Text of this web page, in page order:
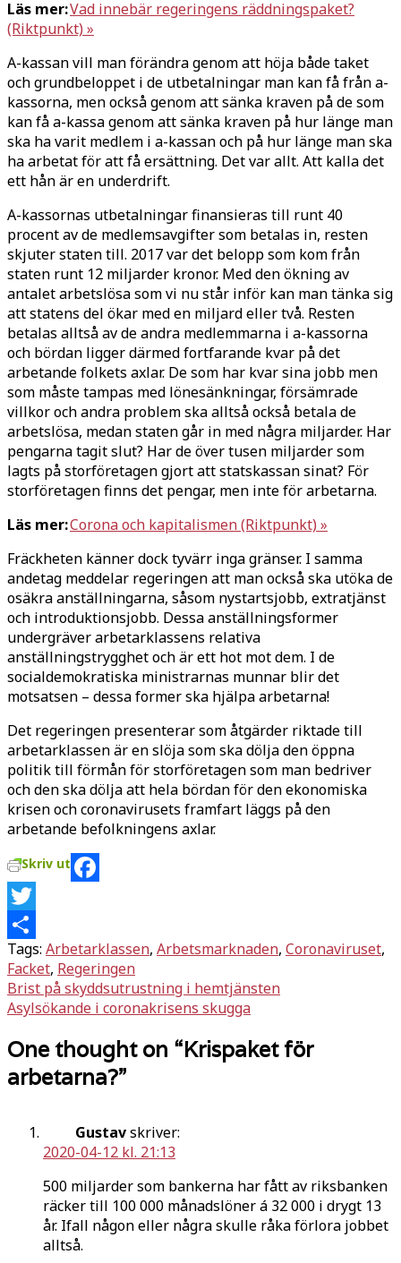
Läs mer:Vad innebär regeringens räddningspaket?
(Riktpunkt) »
A-kassan vill man förändra genom att höja både taket
och grundbeloppet i de utbetalningar man kan få från a-
kassorna, men också genom att sänka kraven på de som
kan få a-kassa genom att sänka kraven på hur länge man
ska ha varit medlem i a-kassan och på hur länge man ska
ha arbetat för att få ersättning. Det var allt. Att kalla det
ett hån är en underdrift.
A-kassornas utbetalningar finansieras till runt 40
procent av de medlemsavgifter som betalas in, resten
skjuter staten till. 2017 var det belopp som kom från
staten runt 12 miljarder kronor. Med den ökning av
antalet arbetslösa som vi nu står inför kan man tänka sig
att statens del ökar med en miljard eller två. Resten
betalas alltså av de andra medlemmarna i a-kassorna
och bördan ligger därmed fortfarande kvar på det
arbetande folkets axlar. De som har kvar sina jobb men
som måste tampas med lönesänkningar, försämrade
villkor och andra problem ska alltså också betala de
arbetslösa, medan staten går in med några miljarder. Har
pengarna tagit slut? Har de över tusen miljarder som
lagts på storföretagen gjort att statskassan sinat? För
storföretagen finns det pengar, men inte för arbetarna.
Läs mer:Corona och kapitalismen (Riktpunkt) »
Fräckheten känner dock tyvärr inga gränser. I samma
andetag meddelar regeringen att man också ska utöka de
osäkra anställningarna, såsom nystartsjobb, extratjänst
och introduktionsjobb. Dessa anställningsformer
undergräver arbetarklassens relativa
anställningstrygghet och är ett hot mot dem. I de
socialdemokratiska ministrarnas munnar blir det
motsatsen – dessa former ska hjälpa arbetarna!
Det regeringen presenterar som åtgärder riktade till
arbetarklassen är en slöja som ska dölja den öppna
politik till förmån för storföretagen som man bedriver
och den ska dölja att hela bördan för den ekonomiska
krisen och coronavirusets framfart läggs på den
arbetande befolkningens axlar.
Skriv ut
Facebook
Twitter
Dela
Tags: Arbetarklassen, Arbetsmarknaden, Coronaviruset,
Facket, Regeringen
Inläggsnavigering
Brist på skyddsutrustning i hemtjänsten
Asylsökande i coronakrisens skugga
One thought on “Krispaket för
arbetarna?”
Gustavskriver:
2020-04-12 kl. 21:13
500 miljarder som bankerna har fått av riksbanken
räcker till 100 000 månadslöner á 32 000 i drygt 13
år. Ifall någon eller några skulle råka förlora jobbet
alltså.